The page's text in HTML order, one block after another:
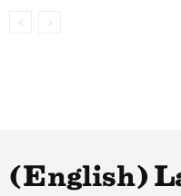
(English)